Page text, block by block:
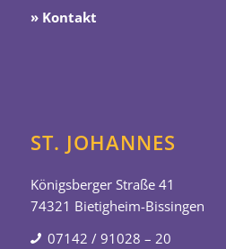
» Kontakt
ST. JOHANNES
Königsberger Straße 41
74321 Bietigheim-Bissingen
07142 / 91028 – 20